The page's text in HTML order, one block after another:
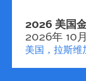
2026 美国
2026年 10
美国，拉斯维